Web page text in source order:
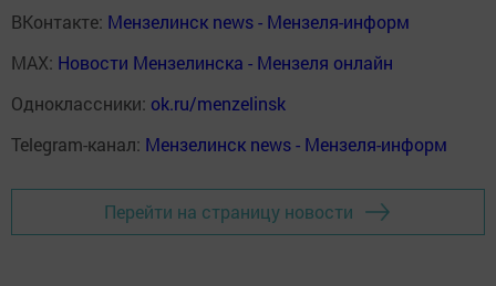
ВКонтакте: Мензелинск news - Мензеля-информ
MAX: Новости Мензелинска - Мензеля онлайн
Одноклассники: ok.ru/menzelinsk
Telegram-канал: Мензелинск news - Мензеля-информ
Перейти на страницу новости